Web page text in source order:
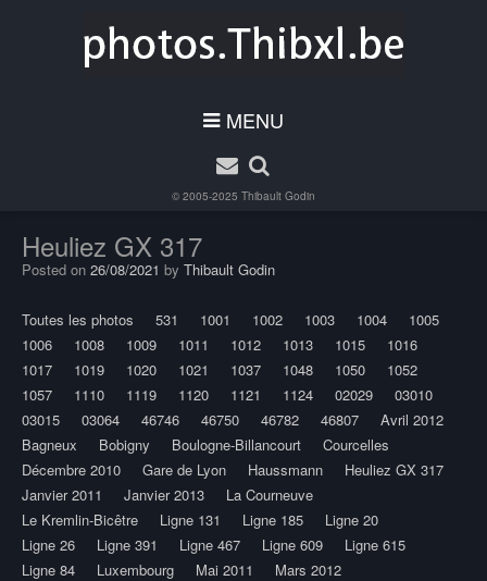
MENU
© 2005-2025 Thibault Godin
Heuliez GX 317
Posted on 26/08/2021 by Thibault Godin
Toutes les photos 531 1001 1002 1003 1004
1005
1006
1008 1009 1011 1012 1013 1015
1016
1017
1019 1020 1021 1037 1048 1050
1052
1057
1110 1119 1120 1121 1124 02029
03010
03015
03064 46746 46750 46782 46807
Avril 2012
Bagneux
Bobigny Boulogne-Billancourt
Courcelles
Décembre 2010
Gare de Lyon Haussmann
Heuliez GX 317
Janvier 2011
Janvier 2013
La Courneuve
Le Kremlin-Bicêtre
Ligne 131 Ligne 185
Ligne 20
Ligne 26
Ligne 391 Ligne 467 Ligne 609
Ligne 615
Ligne 84
Luxembourg Mai 2011
Mars 2012